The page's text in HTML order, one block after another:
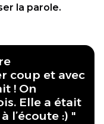
la parole.
coup et avec
! On
Elle a était
l’écoute :) "